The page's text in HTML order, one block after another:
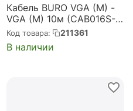
Кабель BURO VGA (M) -
VGA (M) 10м (CAB016S-
10M)
Код товара: 211361
В наличии